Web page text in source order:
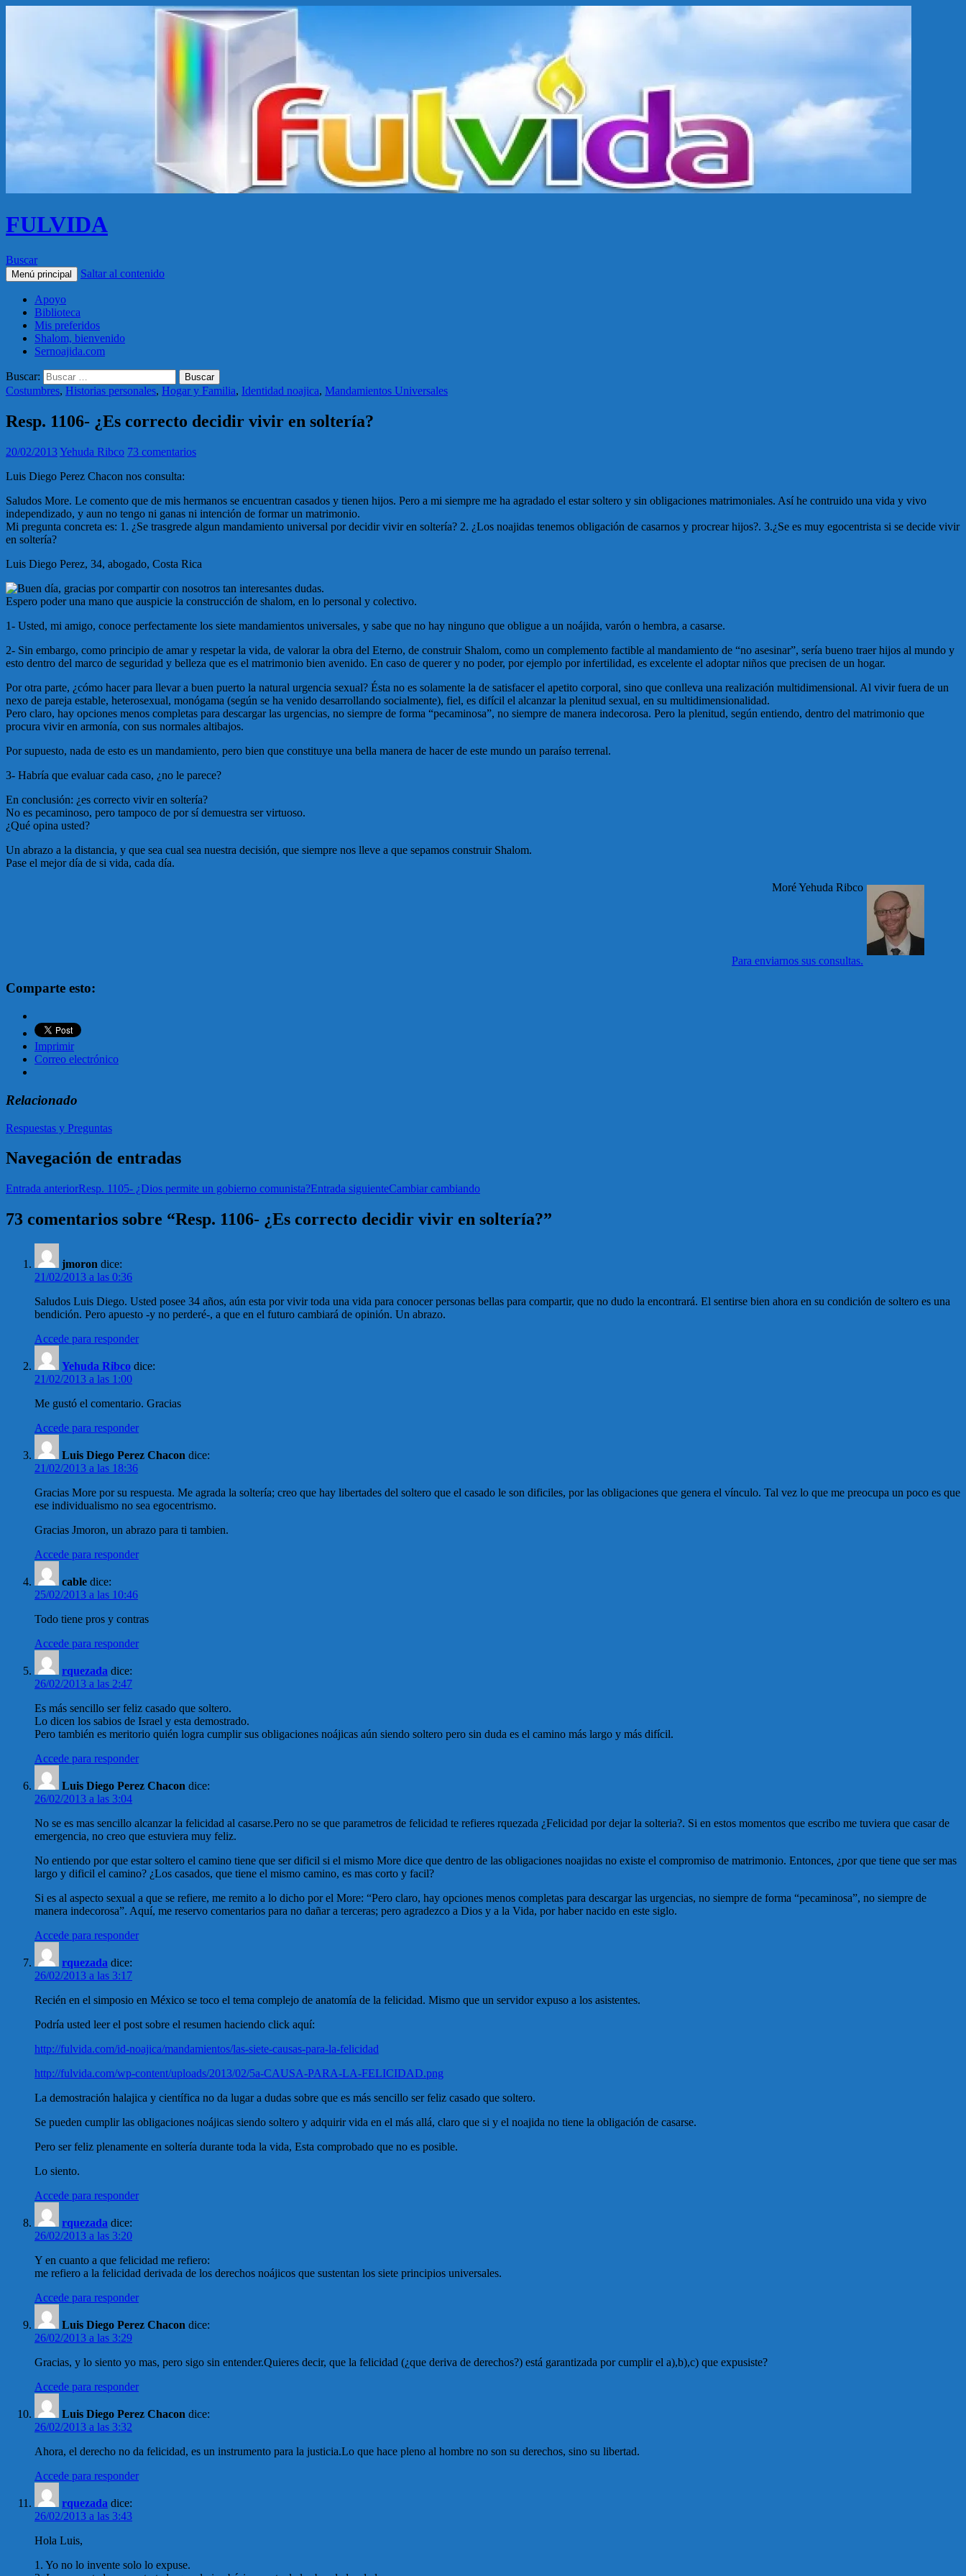
FULVIDA
Buscar
Menú principal Saltar al contenido
Apoyo
Biblioteca
Mis preferidos
Shalom, bienvenido
Sernoajida.com
Buscar:
Costumbres, Historias personales, Hogar y Familia, Identidad noajica, Mandamientos Universales
Resp. 1106- ¿Es correcto decidir vivir en soltería?
20/02/2013Yehuda Ribco 73 comentarios
Luis Diego Perez Chacon nos consulta:
Saludos More. Le comento que de mis hermanos se encuentran casados y tienen hijos. Pero a mi siempre me ha agradado el estar soltero y sin obligaciones matrimoniales. Así he contruido una vida y vivo
independizado, y aun no tengo ni ganas ni intención de formar un matrimonio.
Mi pregunta concreta es: 1. ¿Se trasgrede algun mandamiento universal por decidir vivir en soltería? 2. ¿Los noajidas tenemos obligación de casarnos y procrear hijos?. 3.¿Se es muy egocentrista si se decide vivir
en soltería?
Luis Diego Perez, 34, abogado, Costa Rica
Buen día, gracias por compartir con nosotros tan interesantes dudas.
Espero poder una mano que auspicie la construcción de shalom, en lo personal y colectivo.
1- Usted, mi amigo, conoce perfectamente los siete mandamientos universales, y sabe que no hay ninguno que obligue a un noájida, varón o hembra, a casarse.
2- Sin embargo, como principio de amar y respetar la vida, de valorar la obra del Eterno, de construir Shalom, como un complemento factible al mandamiento de “no asesinar”, sería bueno traer hijos al mundo y
esto dentro del marco de seguridad y belleza que es el matrimonio bien avenido. En caso de querer y no poder, por ejemplo por infertilidad, es excelente el adoptar niños que precisen de un hogar.
Por otra parte, ¿cómo hacer para llevar a buen puerto la natural urgencia sexual? Ésta no es solamente la de satisfacer el apetito corporal, sino que conlleva una realización multidimensional. Al vivir fuera de un
nexo de pareja estable, heterosexual, monógama (según se ha venido desarrollando socialmente), fiel, es difícil el alcanzar la plenitud sexual, en su multidimensionalidad.
Pero claro, hay opciones menos completas para descargar las urgencias, no siempre de forma “pecaminosa”, no siempre de manera indecorosa. Pero la plenitud, según entiendo, dentro del matrimonio que
procura vivir en armonía, con sus normales altibajos.
Por supuesto, nada de esto es un mandamiento, pero bien que constituye una bella manera de hacer de este mundo un paraíso terrenal.
3- Habría que evaluar cada caso, ¿no le parece?
En conclusión: ¿es correcto vivir en soltería?
No es pecaminoso, pero tampoco de por sí demuestra ser virtuoso.
¿Qué opina usted?
Un abrazo a la distancia, y que sea cual sea nuestra decisión, que siempre nos lleve a que sepamos construir Shalom.
Pase el mejor día de si vida, cada día.
Moré Yehuda Ribco
Para enviarnos sus consultas.
Comparte esto:
Imprimir
Correo electrónico
Relacionado
Respuestas y Preguntas
Navegación de entradas
Entrada anteriorResp. 1105- ¿Dios permite un gobierno comunista?Entrada siguienteCambiar cambiando
73 comentarios sobre “Resp. 1106- ¿Es correcto decidir vivir en soltería?”
jmoron dice:
21/02/2013 a las 0:36
Saludos Luis Diego. Usted posee 34 años, aún esta por vivir toda una vida para conocer personas bellas para compartir, que no dudo la encontrará. El sentirse bien ahora en su condición de soltero es una
bendición. Pero apuesto -y no perderé-, a que en el futuro cambiará de opinión. Un abrazo.
Accede para responder
Yehuda Ribco dice:
21/02/2013 a las 1:00
Me gustó el comentario. Gracias
Accede para responder
Luis Diego Perez Chacon dice:
21/02/2013 a las 18:36
Gracias More por su respuesta. Me agrada la soltería; creo que hay libertades del soltero que el casado le son dificiles, por las obligaciones que genera el vínculo. Tal vez lo que me preocupa un poco es que
ese individualismo no sea egocentrismo.
Gracias Jmoron, un abrazo para ti tambien.
Accede para responder
cable dice:
25/02/2013 a las 10:46
Todo tiene pros y contras
Accede para responder
rquezada dice:
26/02/2013 a las 2:47
Es más sencillo ser feliz casado que soltero.
Lo dicen los sabios de Israel y esta demostrado.
Pero también es meritorio quién logra cumplir sus obligaciones noájicas aún siendo soltero pero sin duda es el camino más largo y más difícil.
Accede para responder
Luis Diego Perez Chacon dice:
26/02/2013 a las 3:04
No se es mas sencillo alcanzar la felicidad al casarse.Pero no se que parametros de felicidad te refieres rquezada ¿Felicidad por dejar la solteria?. Si en estos momentos que escribo me tuviera que casar de
emergencia, no creo que estuviera muy feliz.
No entiendo por que estar soltero el camino tiene que ser dificil si el mismo More dice que dentro de las obligaciones noajidas no existe el compromiso de matrimonio. Entonces, ¿por que tiene que ser mas
largo y dificil el camino? ¿Los casados, que tiene el mismo camino, es mas corto y facil?
Si es al aspecto sexual a que se refiere, me remito a lo dicho por el More: “Pero claro, hay opciones menos completas para descargar las urgencias, no siempre de forma “pecaminosa”, no siempre de
manera indecorosa”. Aquí, me reservo comentarios para no dañar a terceras; pero agradezco a Dios y a la Vida, por haber nacido en este siglo.
Accede para responder
rquezada dice:
26/02/2013 a las 3:17
Recién en el simposio en México se toco el tema complejo de anatomía de la felicidad. Mismo que un servidor expuso a los asistentes.
Podría usted leer el post sobre el resumen haciendo click aquí:
http://fulvida.com/id-noajica/mandamientos/las-siete-causas-para-la-felicidad
http://fulvida.com/wp-content/uploads/2013/02/5a-CAUSA-PARA-LA-FELICIDAD.png
La demostración halajica y científica no da lugar a dudas sobre que es más sencillo ser feliz casado que soltero.
Se pueden cumplir las obligaciones noájicas siendo soltero y adquirir vida en el más allá, claro que si y el noajida no tiene la obligación de casarse.
Pero ser feliz plenamente en soltería durante toda la vida, Esta comprobado que no es posible.
Lo siento.
Accede para responder
rquezada dice:
26/02/2013 a las 3:20
Y en cuanto a que felicidad me refiero:
me refiero a la felicidad derivada de los derechos noájicos que sustentan los siete principios universales.
Accede para responder
Luis Diego Perez Chacon dice:
26/02/2013 a las 3:29
Gracias, y lo siento yo mas, pero sigo sin entender.Quieres decir, que la felicidad (¿que deriva de derechos?) está garantizada por cumplir el a),b),c) que expusiste?
Accede para responder
Luis Diego Perez Chacon dice:
26/02/2013 a las 3:32
Ahora, el derecho no da felicidad, es un instrumento para la justicia.Lo que hace pleno al hombre no son su derechos, sino su libertad.
Accede para responder
rquezada dice:
26/02/2013 a las 3:43
Hola Luis,
1. Yo no lo invente solo lo expuse.